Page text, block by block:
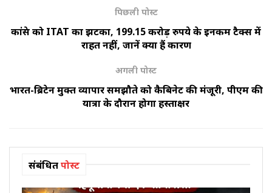
पिछली पोस्ट
कांग्रेस को ITAT का झटका, 199.15 करोड़ रुपये के इनकम टैक्‍स में
राहत नहीं, जानें क्या हैं कारण
अगली पोस्ट
भारत-ब्रिटेन मुक्त व्यापार समझौते को कैबिनेट की मंजूरी, पीएम की
यात्रा के दौरान होगा हस्ताक्षर
संबंधितपोस्ट